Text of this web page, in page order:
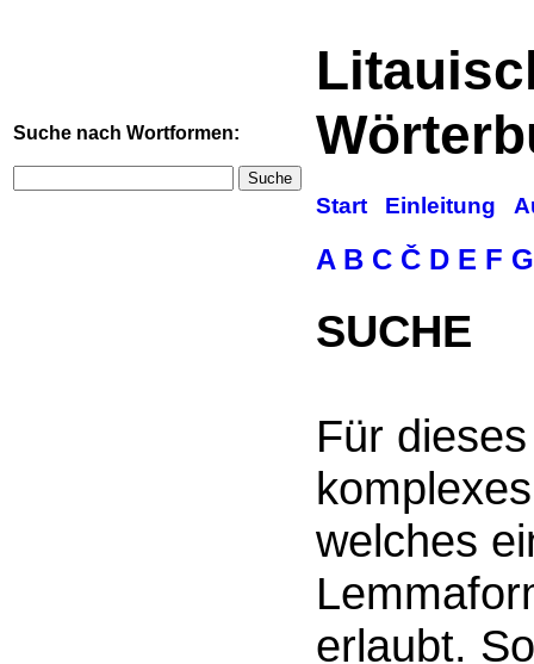
Suche nach Wortformen:
Suche
Start Einleitung
A B C Č D E F G
SUCHE
Für
welches
erlaubt.